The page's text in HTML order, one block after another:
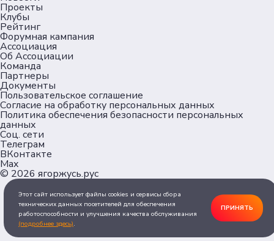
Проекты
Клубы
Рейтинг
Форумная кампания
Ассоциация
Об Ассоциации
Команда
Партнеры
Документы
Пользовательское соглашение
Согласие на обработку персональных данных
Политика обеспечения безопасности персональных
данных
Соц. сети
Телеграм
ВКонтакте
Max
© 2026 ягоржусь.рус
Этот сайт использует файлы cookies и сервисы сбора
технических данных посетителей для обеспечения
работоспособности и улучшения качества обслуживания
(подробнее здесь).
ПРИНЯТЬ